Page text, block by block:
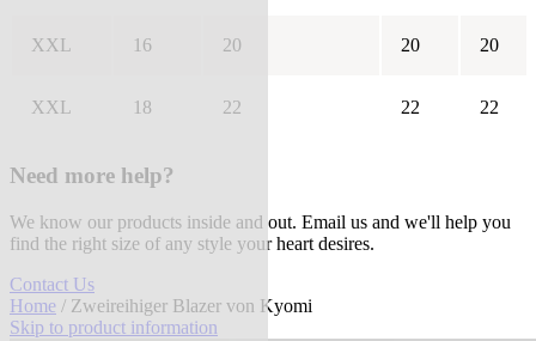
XXL 16 20 20 20
XXL 18 22 22 22
Need more help?
We know our products inside and out. Email us and we'll help you
find the right size of any style your heart desires.
Contact Us
Home / Zweireihiger Blazer von Kyomi
Skip to product information